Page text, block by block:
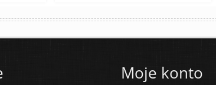
Moje konto